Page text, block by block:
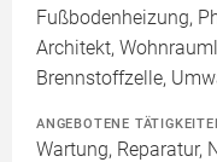
Fußbodenheizung,
Architekt,
Brennstoffzelle,
ANGEBOTENE
Wartung, Reparatur,